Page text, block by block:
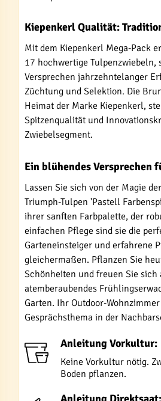
Kiepenkerl Qualität:
Mit dem Kiepenkerl Mega-Pack
17 hochwertige Tulpenzwiebeln,
Versprechen jahrzehntelanger
Züchtung und Selektion. Die
Heimat der Marke Kiepenkerl,
Spitzenqualität und
Zwiebelsegment.
Ein blühendes Versprechen
Lassen Sie sich von der Magie
Triumph-Tulpen 'Pastell
ihrer sanften Farbpalette, der
einfachen Pflege sind sie die
Garteneinsteiger und erfahrene
gleichermaßen. Pflanzen Sie
Schönheiten und freuen Sie sich
atemberaubendes
Garten. Ihr Outdoor-
Gesprächsthema in der
Anleitung Vorkultur:
Keine Vorkultur nötig.
Boden pflanzen.